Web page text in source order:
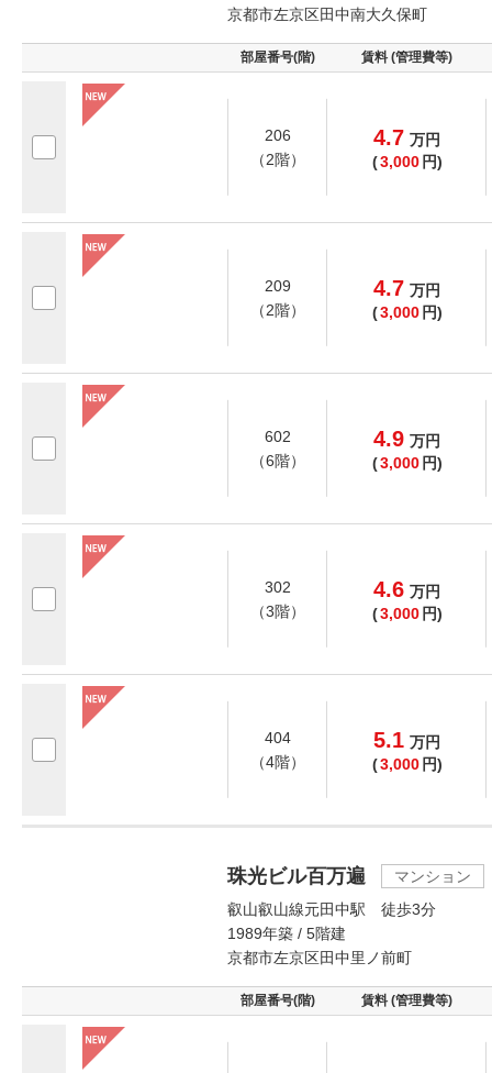
京都市左京区田中南大久保町
部屋番号(階) 賃料 (管理費等)
206
（2階）
4.7 万円
(3,000 円)
209
（2階）
4.7 万円
(3,000 円)
602
（6階）
4.9 万円
(3,000 円)
302
（3階）
4.6 万円
(3,000 円)
404
（4階）
5.1 万円
(3,000 円)
珠光ビル百万遍
マンション
叡山叡山線元田中駅 徒歩3分
1989年築 / 5階建
京都市左京区田中里ノ前町
部屋番号(階) 賃料 (管理費等)